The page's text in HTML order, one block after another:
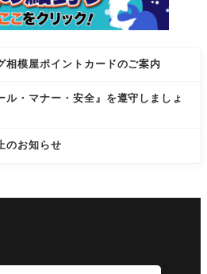
相模屋ポイントカードのご案内
ル・マナー・安全』を遵守しましょ
のお知らせ